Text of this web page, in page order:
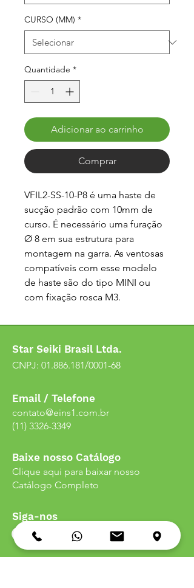
CURSO (MM) *
Quantidade *
Adicionar ao carrinho
Comprar
VFIL2-SS-10-P8 é uma haste de
sucção padrão com 10mm de
curso. É necessário uma furação
Ø 8 em sua estrutura para
montagem na garra. As ventosas
compatíveis com esse modelo
de haste são do tipo MINI ou
com fixação rosca M3.
Star Seiki Brasil Ltda.
CNPJ: 01.886.181/0001-68
Email / Telefone
contato@eins1.com.br
(11) 3326-3349
Baixe nosso Catálogo
Clique aqui para baixar nosso
Catálogo Completo
Siga-nos